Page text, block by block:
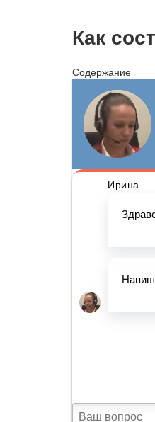
Как
Содержание